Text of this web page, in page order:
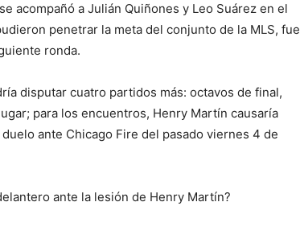
acompañó a Julián Quiñones y Leo Suárez en el
penetrar la meta del conjunto de la MLS, fue
ronda.
disputar cuatro partidos más: octavos de final,
para los encuentros, Henry Martín causaría
ante Chicago Fire del pasado viernes 4 de
ante la lesión de Henry Martín?